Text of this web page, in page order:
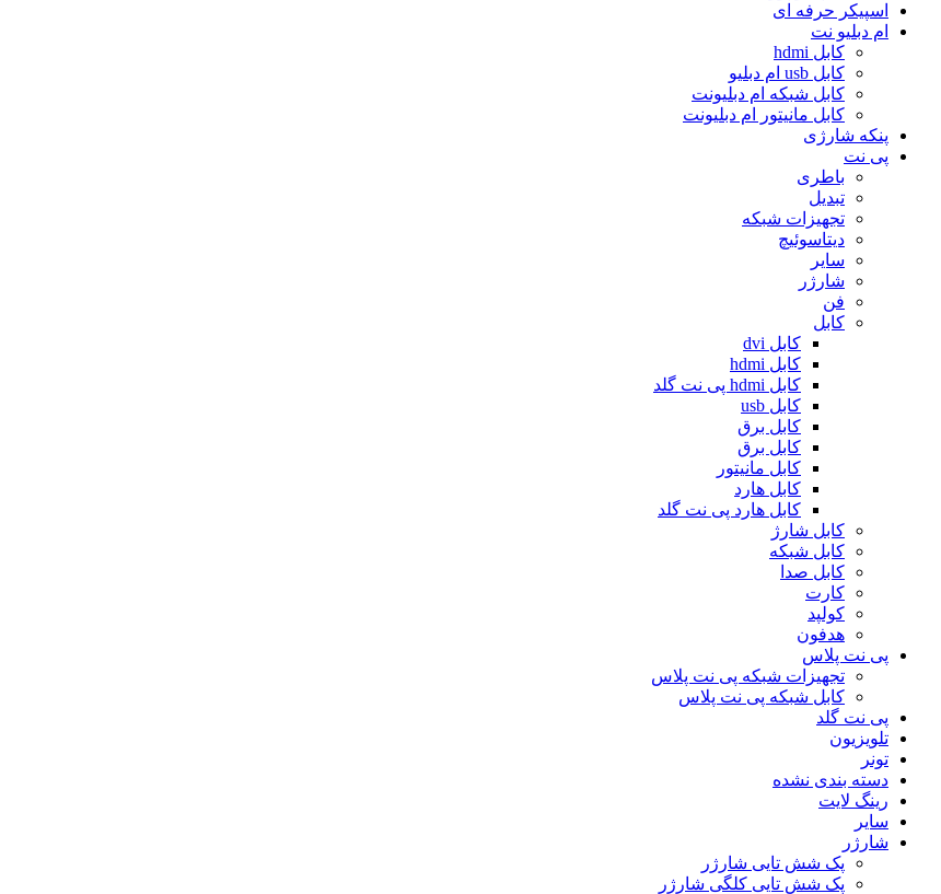
اسپیکر حرفه ای
ام دبلیو نت
کابل hdmi
کابل usb ام دبلیو
کابل شبکه ام دبلیونت
کابل مانیتور ام دبلیونت
پنکه شارژی
پی نت
باطری
تبدیل
تجهیزات شبکه
دیتاسوئیچ
سایر
شارژر
فن
کابل
کابل dvi
کابل hdmi
کابل hdmi پی نت گلد
کابل usb
کابل برق
کابل برق
کابل مانیتور
کابل هارد
کابل هارد پی نت گلد
کابل شارژ
کابل شبکه
کابل صدا
کارت
کولپد
هدفون
پی نت پلاس
تجهیزات شبکه پی نت پلاس
کابل شبکه پی نت پلاس
پی نت گلد
تلویزیون
تونر
دسته بندی نشده
رینگ لایت
سایر
شارژر
پک شش تایی شارژر
پک شش تایی کلگی شارژر